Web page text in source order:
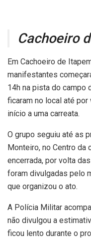
Cachoeiro
Em Cachoeiro de
manifestantes
14h na pista do campo
ficaram no local até
início a uma carreata.
O grupo seguiu até as
Monteiro, no Centro da
encerrada, por volta
foram divulgadas pelo
que organizou o ato.
A Polícia Militar
não divulgou a
ficou lento durante o